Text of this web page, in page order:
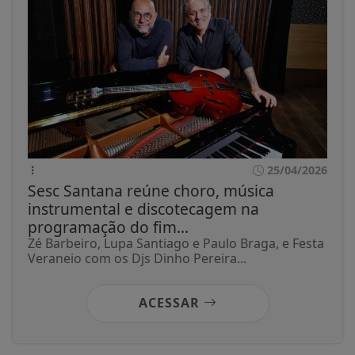
25/04/2026
Sesc Santana reúne choro, música
instrumental e discotecagem na
programação do fim...
Zé Barbeiro, Lupa Santiago e Paulo Braga, e Festa
Veraneio com os Djs Dinho Pereira...
ACESSAR